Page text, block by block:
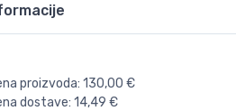
proizvoda: 130,00 €
dostave: 14,49 €